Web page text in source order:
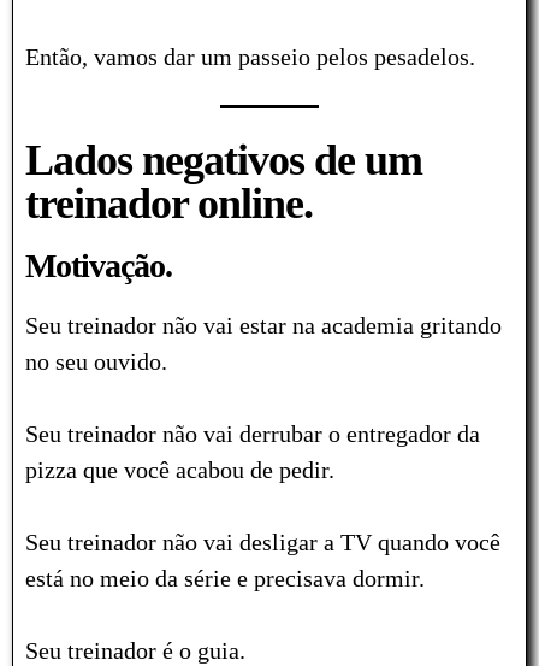
Então, vamos dar um passeio pelos pesadelos.
Lados negativos de um
treinador online.
Motivação.
Seu treinador não vai estar na academia gritando
no seu ouvido.
Seu treinador não vai derrubar o entregador da
pizza que você acabou de pedir.
Seu treinador não vai desligar a TV quando você
está no meio da série e precisava dormir.
Seu treinador é o guia.